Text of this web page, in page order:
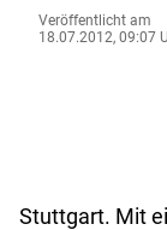
Veröffentlicht am
18.07.2012, 09:07
Stuttgart. Mit